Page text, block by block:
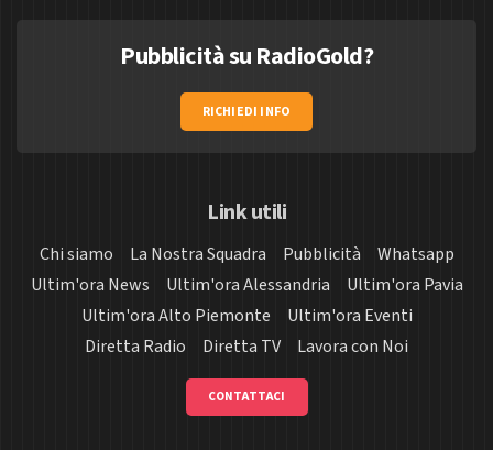
Pubblicità su RadioGold?
RICHIEDI INFO
Link utili
Chi siamo La Nostra Squadra Pubblicità
Whatsapp
Ultim'ora News
Ultim'ora Alessandria
Ultim'ora Pavia
Ultim'ora Alto Piemonte
Ultim'ora Eventi
Diretta Radio
Diretta TV Lavora con Noi
CONTATTACI